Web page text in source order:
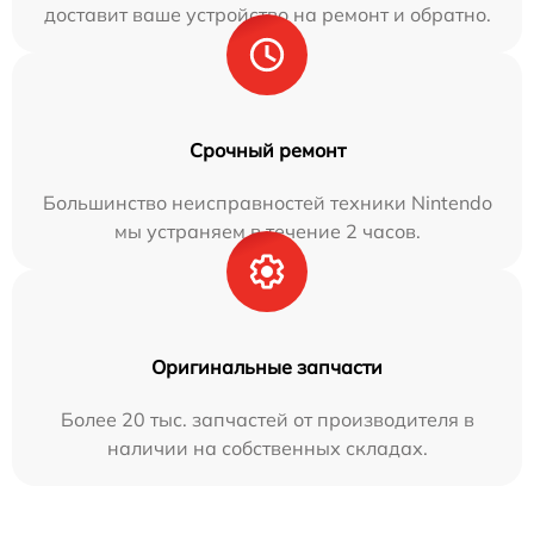
доставит ваше устройство на ремонт и обратно.
Срочный ремонт
Большинство неисправностей техники Nintendo
мы устраняем в течение 2 часов.
Оригинальные запчасти
Более 20 тыс. запчастей от производителя в
наличии на собственных складах.